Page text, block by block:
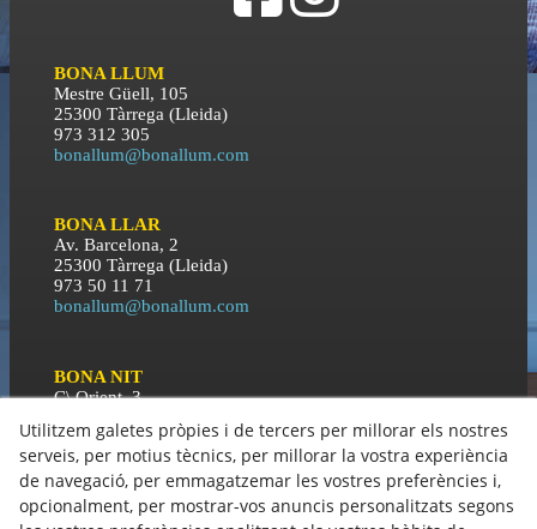
BONA LLUM
Mestre Güell, 105
25300 Tàrrega (Lleida)
973 312 305
bonallum@bonallum.com
BONA LLAR
Av. Barcelona, 2
25300 Tàrrega (Lleida)
973 50 11 71
bonallum@bonallum.com
BONA NIT
C\ Orient, 3
973 50 11 71
bonallum@bonallum.com
Utilitzem galetes pròpies i de tercers per millorar els nostres
serveis, per motius tècnics, per millorar la vostra experiència
de navegació, per emmagatzemar les vostres preferències i,
opcionalment, per mostrar-vos anuncis personalitzats segons